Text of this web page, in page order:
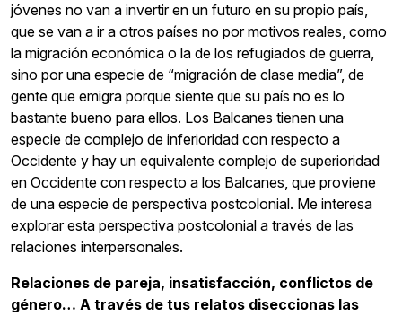
jóvenes no van a invertir en un futuro en su propio país,
que se van a ir a otros países no por motivos reales, como
la migración económica o la de los refugiados de guerra,
sino por una especie de “migración de clase media”, de
gente que emigra porque siente que su país no es lo
bastante bueno para ellos. Los Balcanes tienen una
especie de complejo de inferioridad con respecto a
Occidente y hay un equivalente complejo de superioridad
en Occidente con respecto a los Balcanes, que proviene
de una especie de perspectiva postcolonial. Me interesa
explorar esta perspectiva postcolonial a través de las
relaciones interpersonales.
Relaciones de pareja, insatisfacción, conflictos de
género… A través de tus relatos diseccionas las